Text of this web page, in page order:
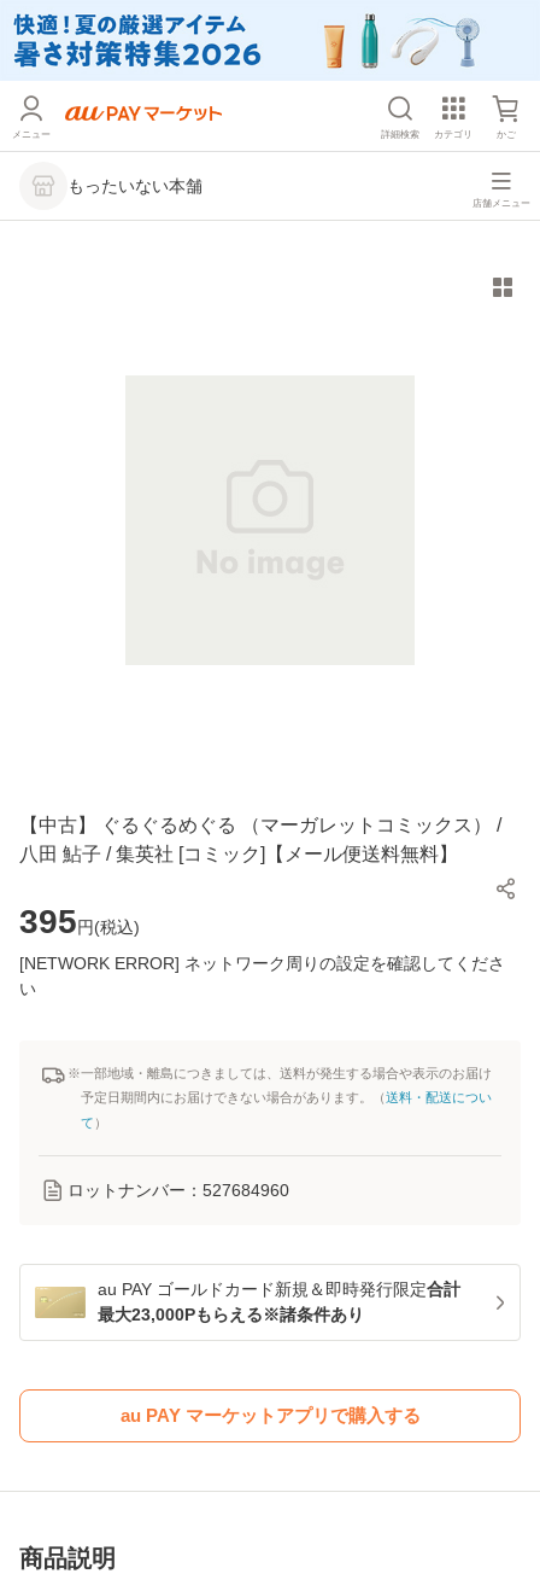
メニュー 詳細検索 カテゴリ かご
もったいない本舗
店舗メニュー
【中古】 ぐるぐるめぐる （マーガレットコミックス） /
八田 鮎子 / 集英社 [コミック]【メール便送料無料】
395円(税込)
[NETWORK ERROR] ネットワーク周りの設定を確認してくださ
い
※一部地域・離島につきましては、送料が発生する場合や表示のお届け
予定日期間内にお届けできない場合があります。（送料・配送につい
て ）
ロットナンバー： 527684960
au PAY ゴールドカード新規＆即時発行限定合計
最大23,000Pもらえる※諸条件あり
au PAY マーケットアプリで購入する
商品説明